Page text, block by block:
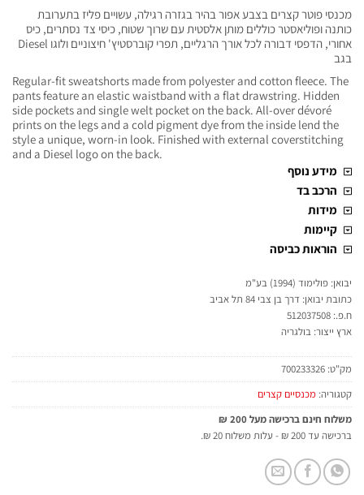
מכנסי פוטר קצרים בצבע אפור בהיר בגזרה רגילה, עשויים פליז בתערובת
כותנה ופוליאסטר כוללים מותן אלסטית עם שרוך שטוח, כיסי צד נסתרים, כיס
אחורי, הדפסי דבורה לכל אורך הרגליים, תפרי קוברסטיץ' חיצוניים ולוגו Diesel
בגב
Regular-fit sweatshorts made from polyester and cotton fleece. The
pants feature an elastic waistband with a flat drawstring. Hidden
side pockets and single welt pocket on the back. All-over dévoré
prints on the legs and a cold pigment dye from the inside lend the
style a unique, worn-in look. Finished with external coverstitching
and a Diesel logo on the back.
מידע נוסף
הרכב בד
מידות
קיימות
הוראות כביסה
יבואן: פולימוד (1994) בע"מ
כתובת יבואן: דרך בן צבי 84 תל אביב
ח.פ.: 512037508
ארץ ייצור: בולגריה
מק"ט: 700233326
קטגוריה: מכנסיים קצרים
משלוח חינם ברכישה מעל 200 ₪
ברכישה עד 200 ₪ - עלות משלוח 20 ₪.